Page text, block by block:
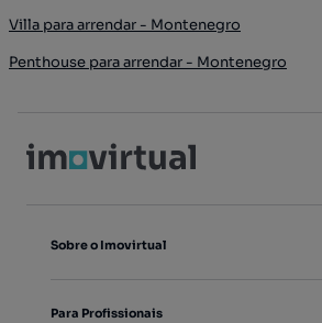
Villa para arrendar - Montenegro
Penthouse para arrendar - Montenegro
Sobre o Imovirtual
Para Profissionais